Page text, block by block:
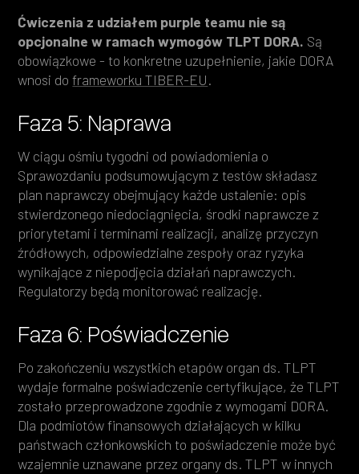
Ćwiczenia z udziałem purple teamu nie są
opcjonalne w ramach wymogów TLPT DORA. Są
obowiązkowe - to konkretne uzupełnienie, jakie DORA
wnosi doframeworku TIBER-EU.
Faza 5: Naprawa
W ciągu ośmiu tygodni od powiadomienia o
Sprawozdaniu podsumowującym z testów składasz
plan naprawczy obejmujący każde ustalenie: opis
stwierdzonego niedociągnięcia, środki naprawcze z
priorytetami i terminami realizacji, analizę przyczyn
źródłowych, odpowiedzialne zespoły oraz ryzyka
wynikające z niepodjęcia działań naprawczych.
Regulatorzy będą monitorować realizację.
Faza 6: Poświadczenie
Po zakończeniu wszystkich etapów organ ds. TLPT
wydaje formalne poświadczenie certyfikujące, że TLPT
zostało przeprowadzone zgodnie z wymogami DORA.
Dla podmiotów finansowych działających w kilku
państwach członkowskich to poświadczenie może być
wzajemnie uznawane przez organy ds. TLPT w innych